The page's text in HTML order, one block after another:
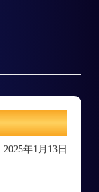
2025年1月13日